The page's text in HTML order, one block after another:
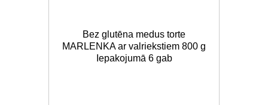
Bez glutēna medus torte
MARLENKA ar valriekstiem 800 g
Iepakojumā 6 gab